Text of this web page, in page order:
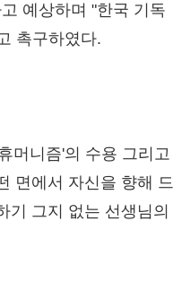
예상하며 "한국 기독
촉구하였다.
머니즘'의 수용 그리고
면에서 자신을 향해 드
기 그지 없는 선생님의